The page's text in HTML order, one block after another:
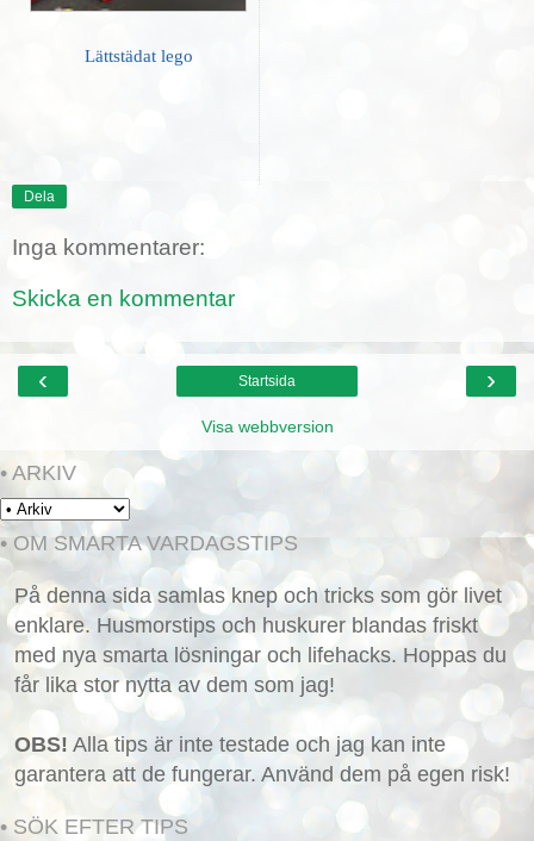
Lättstädat lego
Dela
Inga kommentarer:
Skicka en kommentar
‹ ›
Startsida
Visa webbversion
• ARKIV
• OM SMARTA VARDAGSTIPS
På denna sida samlas knep och tricks som gör livet
enklare. Husmorstips och huskurer blandas friskt
med nya smarta lösningar och lifehacks. Hoppas du
får lika stor nytta av dem som jag!
OBS! Alla tips är inte testade och jag kan inte
garantera att de fungerar. Använd dem på egen risk!
• SÖK EFTER TIPS